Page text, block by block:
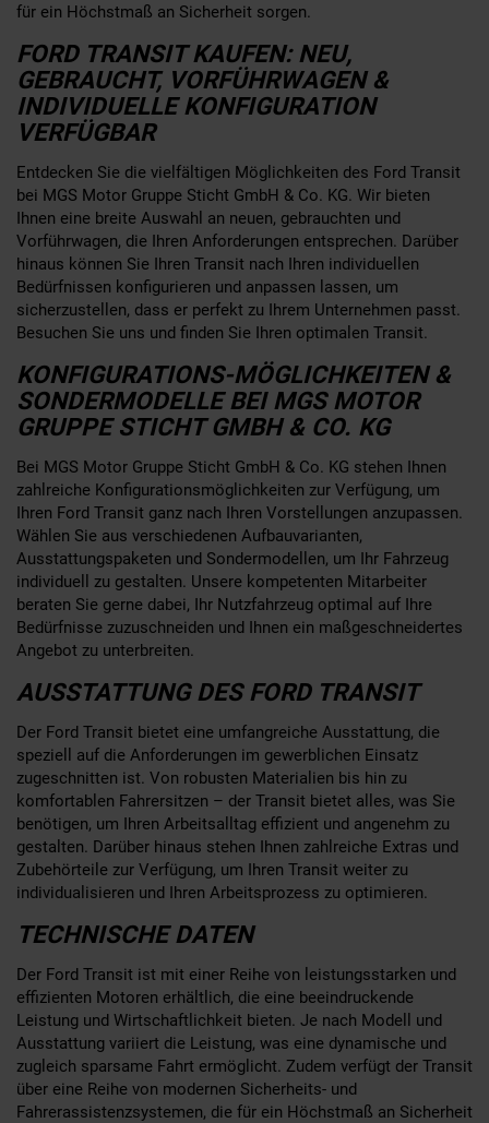
für ein Höchstmaß an Sicherheit sorgen.
FORD TRANSIT KAUFEN: NEU,
GEBRAUCHT, VORFÜHRWAGEN &
INDIVIDUELLE KONFIGURATION
VERFÜGBAR
Entdecken Sie die vielfältigen Möglichkeiten des Ford Transit
bei MGS Motor Gruppe Sticht GmbH & Co. KG. Wir bieten
Ihnen eine breite Auswahl an neuen, gebrauchten und
Vorführwagen, die Ihren Anforderungen entsprechen. Darüber
hinaus können Sie Ihren Transit nach Ihren individuellen
Bedürfnissen konfigurieren und anpassen lassen, um
sicherzustellen, dass er perfekt zu Ihrem Unternehmen passt.
Besuchen Sie uns und finden Sie Ihren optimalen Transit.
KONFIGURATIONS-MÖGLICHKEITEN &
SONDERMODELLE BEI MGS MOTOR
GRUPPE STICHT GMBH & CO. KG
Bei MGS Motor Gruppe Sticht GmbH & Co. KG stehen Ihnen
zahlreiche Konfigurationsmöglichkeiten zur Verfügung, um
Ihren Ford Transit ganz nach Ihren Vorstellungen anzupassen.
Wählen Sie aus verschiedenen Aufbauvarianten,
Ausstattungspaketen und Sondermodellen, um Ihr Fahrzeug
individuell zu gestalten. Unsere kompetenten Mitarbeiter
beraten Sie gerne dabei, Ihr Nutzfahrzeug optimal auf Ihre
Bedürfnisse zuzuschneiden und Ihnen ein maßgeschneidertes
Angebot zu unterbreiten.
AUSSTATTUNG DES FORD TRANSIT
Der Ford Transit bietet eine umfangreiche Ausstattung, die
speziell auf die Anforderungen im gewerblichen Einsatz
zugeschnitten ist. Von robusten Materialien bis hin zu
komfortablen Fahrersitzen – der Transit bietet alles, was Sie
benötigen, um Ihren Arbeitsalltag effizient und angenehm zu
gestalten. Darüber hinaus stehen Ihnen zahlreiche Extras und
Zubehörteile zur Verfügung, um Ihren Transit weiter zu
individualisieren und Ihren Arbeitsprozess zu optimieren.
TECHNISCHE DATEN
Der Ford Transit ist mit einer Reihe von leistungsstarken und
effizienten Motoren erhältlich, die eine beeindruckende
Leistung und Wirtschaftlichkeit bieten. Je nach Modell und
Ausstattung variiert die Leistung, was eine dynamische und
zugleich sparsame Fahrt ermöglicht. Zudem verfügt der Transit
über eine Reihe von modernen Sicherheits- und
Fahrerassistenzsystemen, die für ein Höchstmaß an Sicherheit